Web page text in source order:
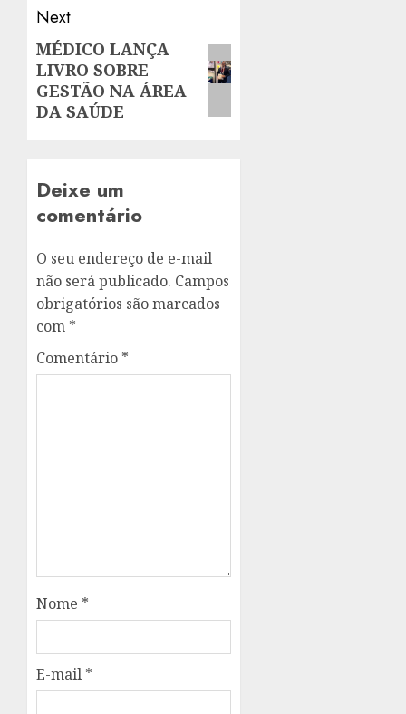
Next
Next
post:
MÉDICO LANÇA
LIVRO SOBRE
GESTÃO NA ÁREA
DA SAÚDE
Deixe um
comentário
O seu endereço de e-mail
não será publicado. Campos
obrigatórios são marcados
com *
Comentário *
Nome *
E-mail *